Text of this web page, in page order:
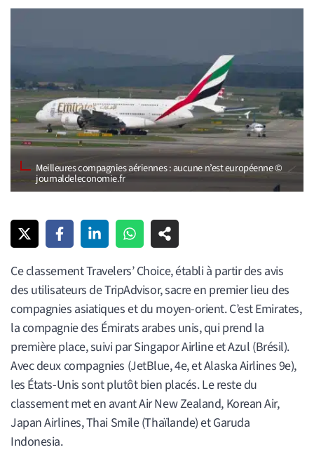
Meilleures compagnies aériennes : aucune n’est européenne ©
journaldeleconomie.fr
Ce classement Travelers’ Choice, établi à partir des avis
des utilisateurs de TripAdvisor, sacre en premier lieu des
compagnies asiatiques et du moyen-orient. C’est Emirates,
la compagnie des Émirats arabes unis, qui prend la
première place, suivi par Singapor Airline et Azul (Brésil).
Avec deux compagnies (JetBlue, 4e, et Alaska Airlines 9e),
les États-Unis sont plutôt bien placés. Le reste du
classement met en avant Air New Zealand, Korean Air,
Japan Airlines, Thai Smile (Thaïlande) et Garuda
Indonesia.